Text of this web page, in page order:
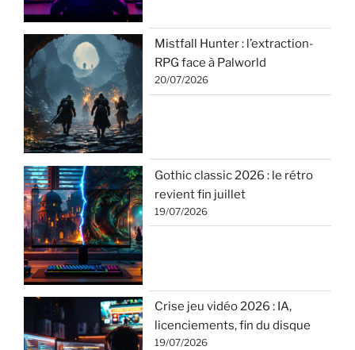
Mistfall Hunter : l’extraction-
RPG face à Palworld
20/07/2026
Gothic classic 2026 : le rétro
revient fin juillet
19/07/2026
Crise jeu vidéo 2026 : IA,
licenciements, fin du disque
19/07/2026